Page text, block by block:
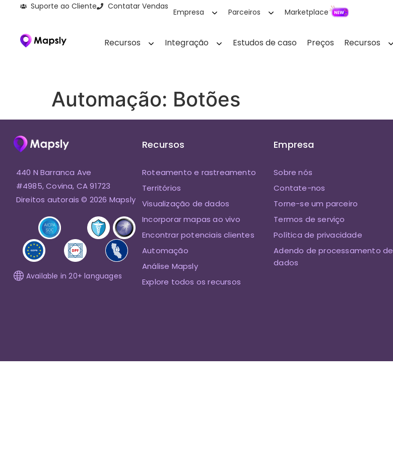
Suporte ao Cliente Contatar Vendas
Empresa Parceiros Marketplace
Recursos Integração Estudos de caso Preços Recursos
Automação: Botões
440 N Barranca Ave
#4985, Covina, CA 91723
Direitos autorais © 2026 Mapsly
Available in 20+ languages
Recursos
Roteamento e rastreamento
Territórios
Visualização de dados
Incorporar mapas ao vivo
Encontrar potenciais clientes
Automação
Análise Mapsly
Explore todos os recursos
Empresa
Sobre nós
Contate-nos
Torne-se um parceiro
Termos de serviço
Política de privacidade
Adendo de processamento de
dados